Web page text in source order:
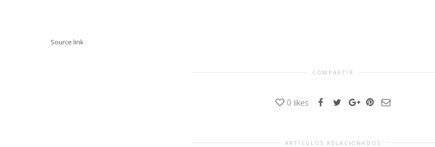
Source link
COMPARTIR
0 likes
ARTÍCULOS RELACIONADOS